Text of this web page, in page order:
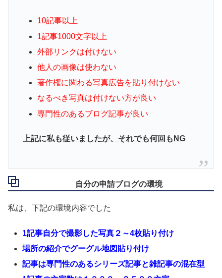
10記事以上
1記事1000文字以上
外部リンクは付けない
他人の画像は使わない
著作権に関わる写真広告を貼り付けない
なるべき写真は付けない方が良い
専門性のあるブログ記事が良い
上記に私も従いましたが、それでも何回もNG
自分の申請ブログの環境
私は、下記の環境内容でした
1記事自分で撮影した写真２～4枚貼り付け
場所の紹介でグーグル地図貼り付け
記事は専門性のあるシリーズ記事と雑記事の混在型